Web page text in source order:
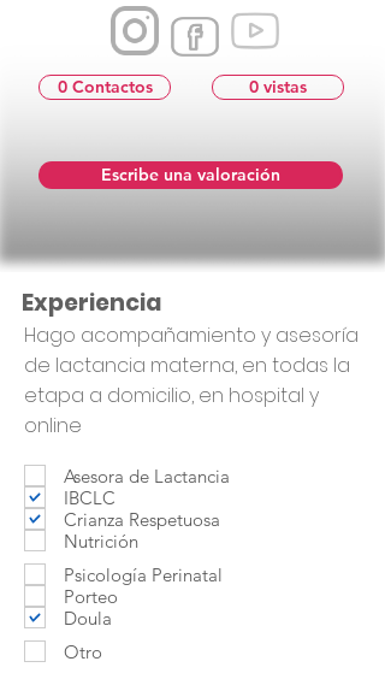
Escribe una valoración
0 Contactos 0 vistas
Hago acompañamiento y asesoría
de lactancia materna, en todas la
etapa a domicilio, en hospital y
online
Asesora de Lactancia
IBCLC
Crianza Respetuosa
Nutrición
Psicología Perinatal
Porteo
Doula
Otro
Experiencia